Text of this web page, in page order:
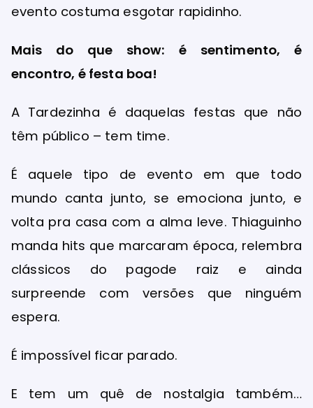
evento costuma esgotar rapidinho.
Mais do que show: é sentimento, é
encontro, é festa boa!
A Tardezinha é daquelas festas que não
têm público – tem time.
É aquele tipo de evento em que todo
mundo canta junto, se emociona junto, e
volta pra casa com a alma leve. Thiaguinho
manda hits que marcaram época, relembra
clássicos do pagode raiz e ainda
surpreende com versões que ninguém
espera.
É impossível ficar parado.
E tem um quê de nostalgia também…